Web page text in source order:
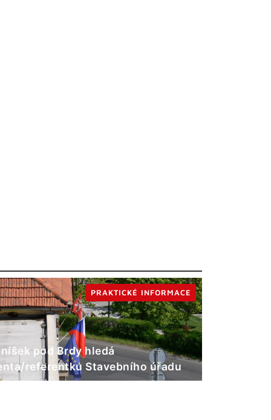
pod Brdy hledá
referentku Stavebního úřadu
PRAKTICKÉ INFORMACE